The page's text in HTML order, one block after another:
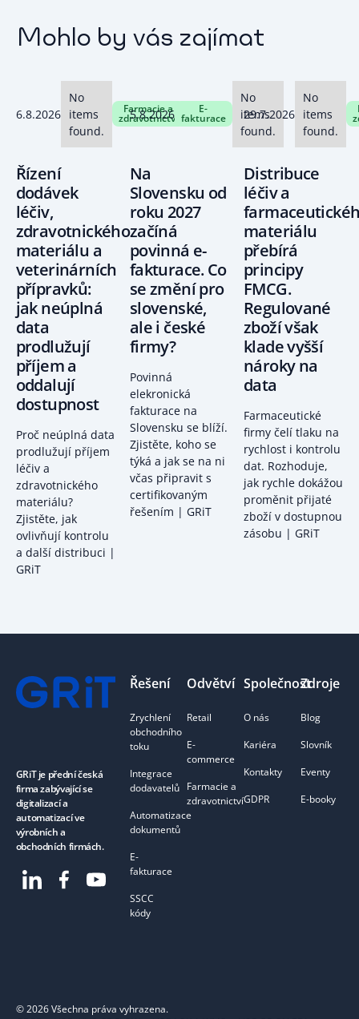
Mohlo by vás zajímat
6.8.2026
No
items
found.
Farmacie a
zdravotnictví
Řízení
dodávek
léčiv,
zdravotnického
materiálu a
veterinárních
přípravků:
jak neúplná
data
prodlužují
příjem a
oddalují
dostupnost
Proč neúplná data
prodlužují příjem
léčiv a
zdravotnického
materiálu?
Zjistěte, jak
ovlivňují kontrolu
a další distribuci |
GRiT
5.8.2026 E-
fakturace
No
items
found.
Na
Slovensku od
roku 2027
začíná
povinná e-
fakturace. Co
se změní pro
slovenské,
ale i české
firmy?
Povinná
elekronická
fakturace na
Slovensku se blíží.
Zjistěte, koho se
týká a jak se na ni
včas připravit s
certifikovaným
řešením | GRiT
29.7.2026
No
items
found.
Distribuce
léčiv a
materiálu
přebírá
principy
FMCG.
Regulované
zboží však
klade vyšší
nároky na
data
Farmaceutické
firmy čelí tlaku na
rychlost i kontrolu
dat. Rozhoduje,
jak rychle dokážou
proměnit přijaté
zboží v dostupnou
zásobu | GRiT
GRiT je přední česká
firma zabývající se
digitalizací a
automatizací ve
výrobních a
obchodních firmách.
Řešení
Zrychlení
obchodního
toku
Integrace
dodavatelů
Automatizace
dokumentů
E-
fakturace
SSCC
kódy
Odvětví
Retail
E-
commerce
Farmacie a
zdravotnictví
Společnost
O nás
Kariéra
Kontakty
GDPR
Zdroje
Blog
Slovník
Eventy
E-booky
©2026Všechna práva vyhrazena.